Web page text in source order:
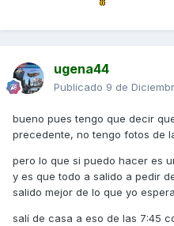
ugena44
Publicado 9 de
bueno pues tengo que decir
precedente, no tengo fotos de
pero lo que si puedo hacer es
y es que todo a salido a pedir
salido mejor de lo que yo
salí de casa a eso de las 7:45